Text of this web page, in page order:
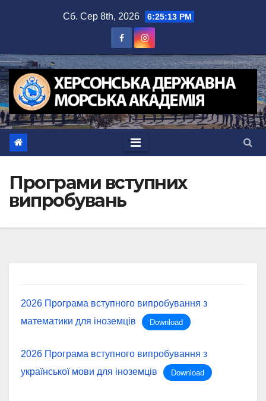
Сб. Сер 8th, 2026 6:25:13 PM
Програми вступних
випробувань
2026 Програма вступного випробування з
математики для іноземців
Download
2026 Програма вступного випробування з
української мови для іноземців
Download